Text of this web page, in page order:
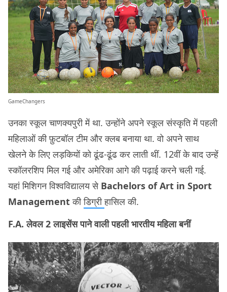
GameChangers
उनका स्कूल चाणक्यपुरी में था. उन्होंने अपने स्कूल संस्कृति में पहली
महिलाओं की फ़ुटबॉल टीम और क्लब बनाया था. वो अपने साथ
खेलने के लिए लड़कियों को ढूंढ-ढूंढ कर लाती थीं. 12वीं के बाद उन्हें
स्कॉलरशिप मिल गई और अमेरिका आगे की पढ़ाई करने चली गई.
यहां मिशिगन विश्वविद्यालय से Bachelors of Art in Sport
Managementकीडिग्रीहासिल की.
F.A. लेवल 2 लाइसेंस पाने वाली पहली भारतीय महिला बनीं